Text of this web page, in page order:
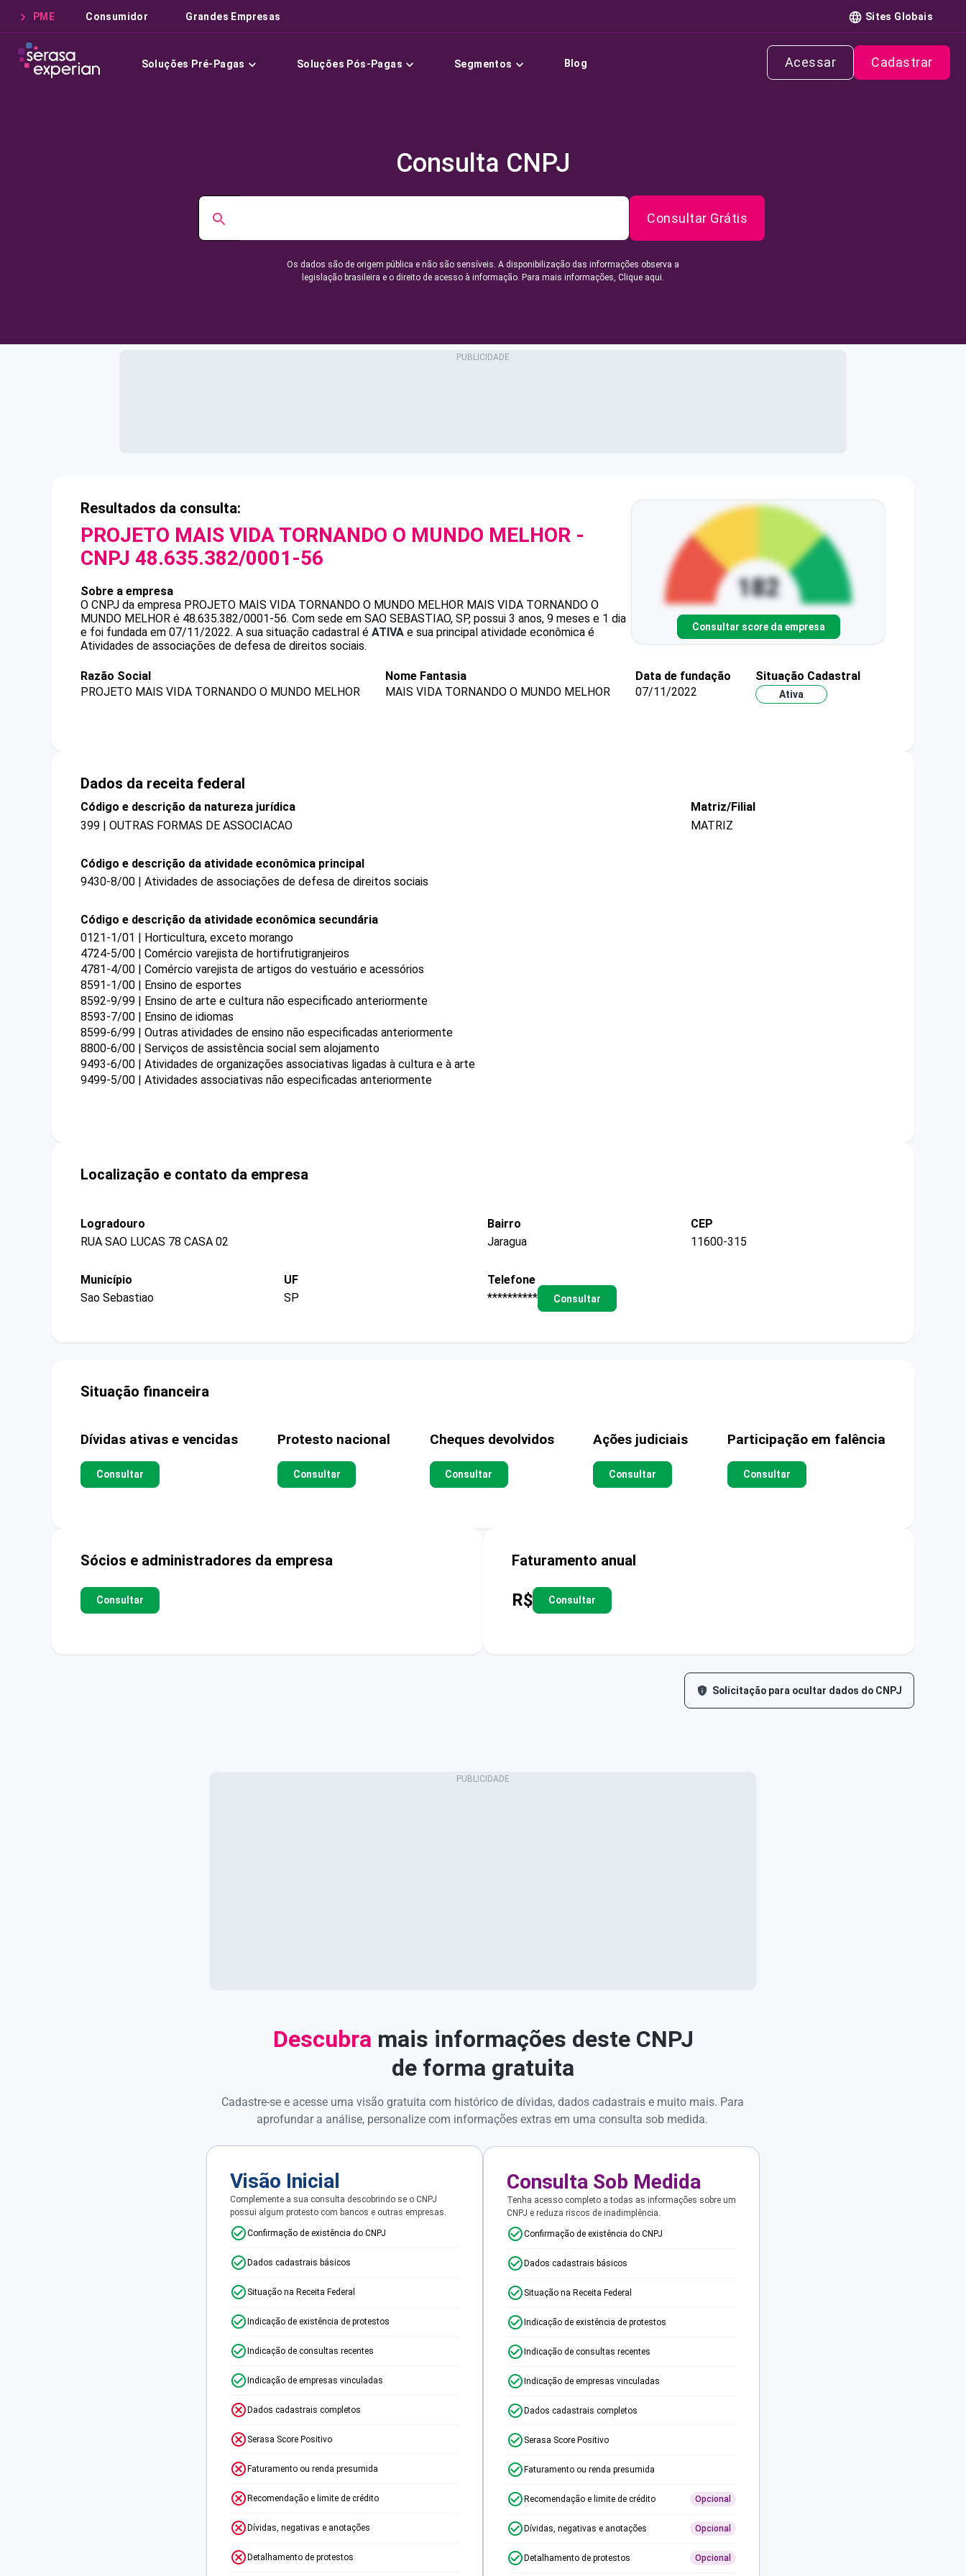
PME Consumidor Grandes Empresas Sites Globais
Soluções Pré-Pagas Soluções Pós-Pagas Segmentos Blog Acessar Cadastrar
Consulta CNPJ
Consultar Grátis
Os dados são de origem pública e não são sensíveis. A disponibilização das informações observa a
legislação brasileira e o direito de acesso à informação. Para mais informações, Clique aqui.
Resultados da consulta:
PROJETO MAIS VIDA TORNANDO O MUNDO MELHOR -
CNPJ 48.635.382/0001-56
Sobre a empresa
O CNPJ da empresa PROJETO MAIS VIDA TORNANDO O MUNDO MELHOR MAIS VIDA TORNANDO O
MUNDO MELHOR é 48.635.382/0001-56. Com sede em SAO SEBASTIAO, SP, possui 3 anos, 9 meses e 1 dia
e foi fundada em 07/11/2022. A sua situação cadastral é ATIVA e sua principal atividade econômica é
Atividades de associações de defesa de direitos sociais.
Consultar score da empresa
Razão Social
PROJETO MAIS VIDA TORNANDO O MUNDO MELHOR
Nome Fantasia
MAIS VIDA TORNANDO O MUNDO MELHOR
Data de fundação
07/11/2022
Situação Cadastral
Ativa
Dados da receita federal
Código e descrição da natureza jurídica
399 | OUTRAS FORMAS DE ASSOCIACAO
Matriz/Filial
MATRIZ
Código e descrição da atividade econômica principal
9430-8/00 | Atividades de associações de defesa de direitos sociais
Código e descrição da atividade econômica secundária
0121-1/01 | Horticultura, exceto morango
4724-5/00 | Comércio varejista de hortifrutigranjeiros
4781-4/00 | Comércio varejista de artigos do vestuário e acessórios
8591-1/00 | Ensino de esportes
8592-9/99 | Ensino de arte e cultura não especificado anteriormente
8593-7/00 | Ensino de idiomas
8599-6/99 | Outras atividades de ensino não especificadas anteriormente
8800-6/00 | Serviços de assistência social sem alojamento
9493-6/00 | Atividades de organizações associativas ligadas à cultura e à arte
9499-5/00 | Atividades associativas não especificadas anteriormente
Localização e contato da empresa
Logradouro
RUA SAO LUCAS 78 CASA 02
Bairro
Jaragua
CEP
11600-315
Município
Sao Sebastiao
UF
SP
Telefone
**********
Consultar
Situação financeira
Dívidas ativas e vencidas
Consultar
Protesto nacional
Consultar
Cheques devolvidos
Consultar
Ações judiciais
Consultar
Participação em falência
Consultar
Sócios e administradores da empresa
Consultar
Faturamento anual
R$ Consultar
Solicitação para ocultar dados do CNPJ
Descubra mais informações deste CNPJ
de forma gratuita
Cadastre-se e acesse uma visão gratuita com histórico de dívidas, dados cadastrais e muito mais. Para
aprofundar a análise, personalize com informações extras em uma consulta sob medida.
Visão Inicial
Complemente a sua consulta descobrindo se o CNPJ
possui algum protesto com bancos e outras empresas.
Confirmação de existência do CNPJ
Dados cadastrais básicos
Situação na Receita Federal
Indicação de existência de protestos
Indicação de consultas recentes
Indicação de empresas vinculadas
Dados cadastrais completos
Serasa Score Positivo
Faturamento ou renda presumida
Recomendação e limite de crédito
Dívidas, negativas e anotações
Detalhamento de protestos
Consulta Sob Medida
Tenha acesso completo a todas as informações sobre um
CNPJ e reduza riscos de inadimplência.
Confirmação de existência do CNPJ
Dados cadastrais básicos
Situação na Receita Federal
Indicação de existência de protestos
Indicação de consultas recentes
Indicação de empresas vinculadas
Dados cadastrais completos
Serasa Score Positivo
Faturamento ou renda presumida
Recomendação e limite de crédito Opcional
Dívidas, negativas e anotações Opcional
Detalhamento de protestos Opcional